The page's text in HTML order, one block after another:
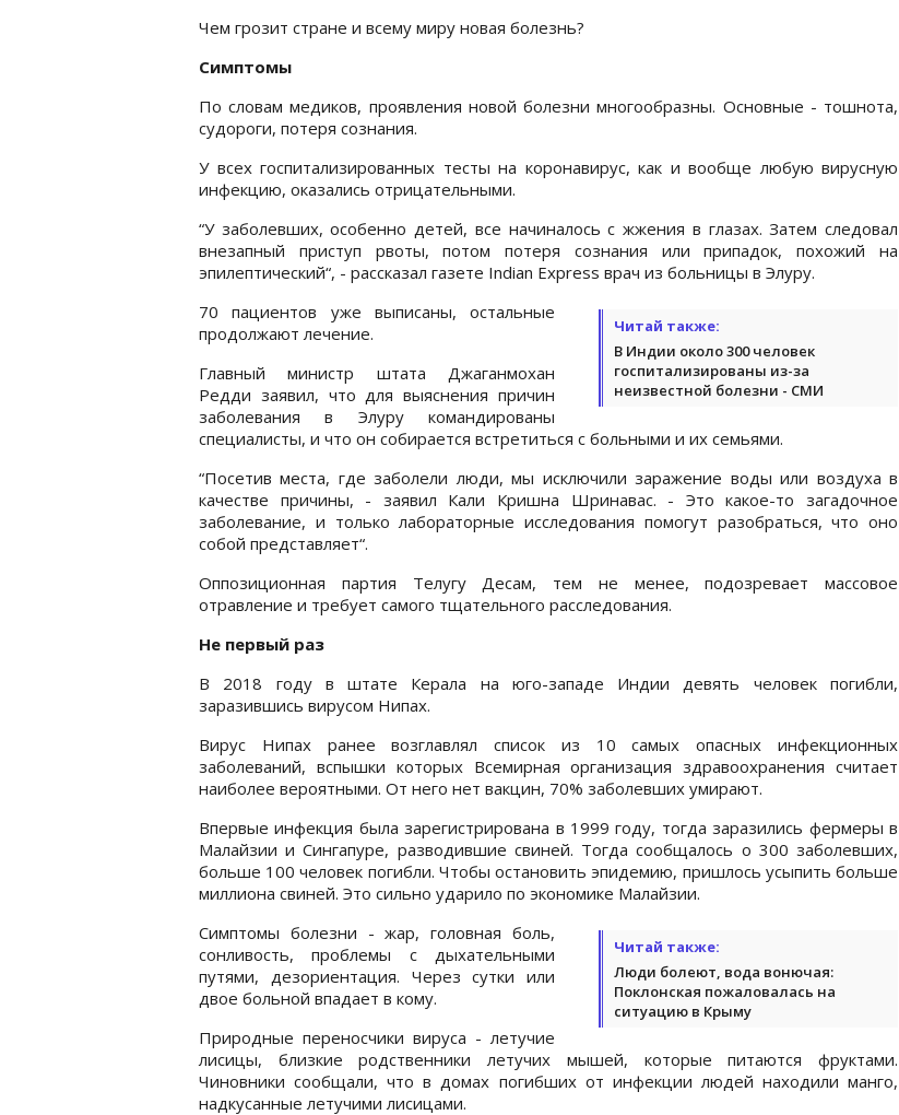
Чем грозит стране и всему миру новая болезнь?
Симптомы
По словам медиков, проявления новой болезни многообразны. Основные - тошнота,
судороги, потеря сознания.
У всех госпитализированных тесты на коронавирус, как и вообще любую вирусную
инфекцию, оказались отрицательными.
“У заболевших, особенно детей, все начиналось с жжения в глазах. Затем следовал
внезапный приступ рвоты, потом потеря сознания или припадок, похожий на
эпилептический“, - рассказал газете Indian Express врач из больницы в Элуру.
Читай также:
В Индии около 300 человек
госпитализированы из-за
неизвестной болезни - СМИ
70 пациентов уже выписаны, остальные
продолжают лечение.
Главный министр штата Джаганмохан
Редди заявил, что для выяснения причин
заболевания в Элуру командированы
специалисты, и что он собирается встретиться с больными и их семьями.
“Посетив места, где заболели люди, мы исключили заражение воды или воздуха в
качестве причины, - заявил Кали Кришна Шринавас. - Это какое-то загадочное
заболевание, и только лабораторные исследования помогут разобраться, что оно
собой представляет“.
Оппозиционная партия Телугу Десам, тем не менее, подозревает массовое
отравление и требует самого тщательного расследования.
Не первый раз
В 2018 году в штате Керала на юго-западе Индии девять человек погибли,
заразившись вирусом Нипах.
Вирус Нипах ранее возглавлял список из 10 самых опасных инфекционных
заболеваний, вспышки которых Всемирная организация здравоохранения считает
наиболее вероятными. От него нет вакцин, 70% заболевших умирают.
Впервые инфекция была зарегистрирована в 1999 году, тогда заразились фермеры в
Малайзии и Сингапуре, разводившие свиней. Тогда сообщалось о 300 заболевших,
больше 100 человек погибли. Чтобы остановить эпидемию, пришлось усыпить больше
миллиона свиней. Это сильно ударило по экономике Малайзии.
Читай также:
Люди болеют, вода вонючая:
Поклонская пожаловалась на
ситуацию в Крыму
Симптомы болезни - жар, головная боль,
сонливость, проблемы с дыхательными
путями, дезориентация. Через сутки или
двое больной впадает в кому.
Природные переносчики вируса - летучие
лисицы, близкие родственники летучих мышей, которые питаются фруктами.
Чиновники сообщали, что в домах погибших от инфекции людей находили манго,
надкусанные летучими лисицами.